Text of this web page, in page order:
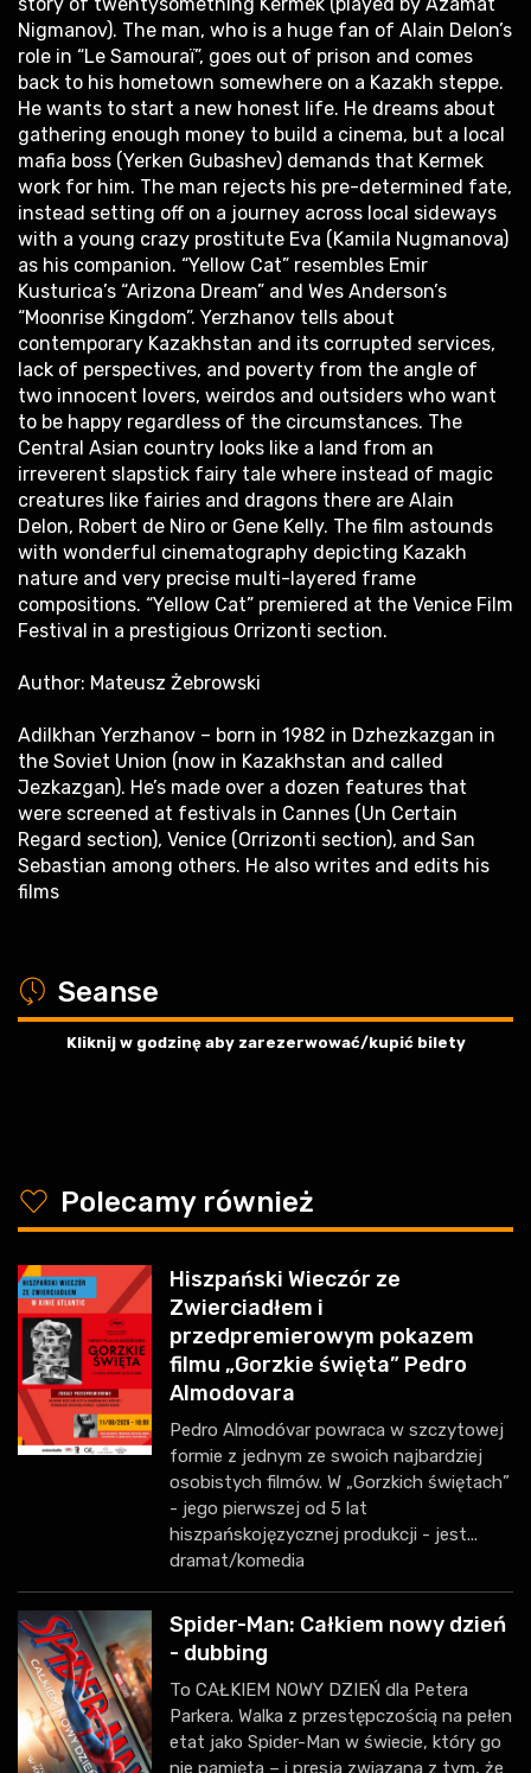
Nigmanov). The man, who is a huge fan of Alain Delon’s
role in “Le Samouraï”, goes out of prison and comes
back to his hometown somewhere on a Kazakh steppe.
He wants to start a new honest life. He dreams about
gathering enough money to build a cinema, but a local
mafia boss (Yerken Gubashev) demands that Kermek
work for him. The man rejects his pre-determined fate,
instead setting off on a journey across local sideways
with a young crazy prostitute Eva (Kamila Nugmanova)
as his companion. “Yellow Cat” resembles Emir
Kusturica’s “Arizona Dream” and Wes Anderson’s
“Moonrise Kingdom”. Yerzhanov tells about
contemporary Kazakhstan and its corrupted services,
lack of perspectives, and poverty from the angle of
two innocent lovers, weirdos and outsiders who want
to be happy regardless of the circumstances. The
Central Asian country looks like a land from an
irreverent slapstick fairy tale where instead of magic
creatures like fairies and dragons there are Alain
Delon, Robert de Niro or Gene Kelly. The film astounds
with wonderful cinematography depicting Kazakh
nature and very precise multi-layered frame
compositions. “Yellow Cat” premiered at the Venice Film
Festival in a prestigious Orrizonti section.
Author: Mateusz Żebrowski
Adilkhan Yerzhanov – born in 1982 in Dzhezkazgan in
the Soviet Union (now in Kazakhstan and called
Jezkazgan). He’s made over a dozen features that
were screened at festivals in Cannes (Un Certain
Regard section), Venice (Orrizonti section), and San
Sebastian among others. He also writes and edits his
films
a Seanse
Kliknij w godzinę aby zarezerwować/kupić bilety
y Polecamy również
Hiszpański Wieczór ze
Zwierciadłem i
przedpremierowym pokazem
filmu „Gorzkie święta” Pedro
Almodovara
Pedro Almodóvar powraca w szczytowej
formie z jednym ze swoich najbardziej
osobistych filmów. W „Gorzkich świętach”
- jego pierwszej od 5 lat
hiszpańskojęzycznej produkcji - jest...
dramat/komedia
Spider-Man: Całkiem nowy dzień
- dubbing
To CAŁKIEM NOWY DZIEŃ dla Petera
Parkera. Walka z przestępczością na pełen
etat jako Spider-Man w świecie, który go
nie pamięta – i presja związana z tym, że